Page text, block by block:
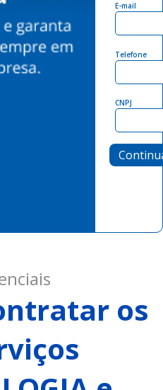
E-mail
Telefone
CNPJ
os